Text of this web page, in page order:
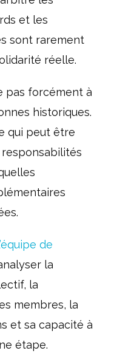
et les
sont rarement
réelle.
pas forcément à
historiques.
qui peut être
de
la
la
membres, la
et sa capacité à
étape.